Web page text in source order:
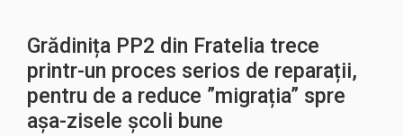
Grădinița PP2 din Fratelia trece
printr-un proces serios de reparații,
pentru de a reduce ”migrația” spre
așa-zisele școli bune